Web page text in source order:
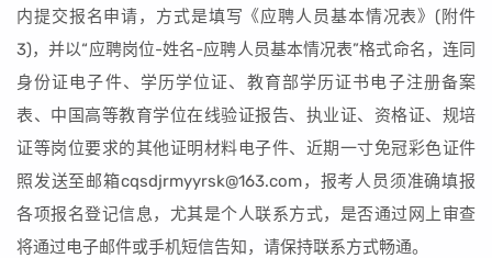
内提交报名申请，方式是填写《应聘人员基本情况表》(附件
3)，并以“应聘岗位-姓名-应聘人员基本情况表”格式命名，连同
身份证电子件、学历学位证、教育部学历证书电子注册备案
表、中国高等教育学位在线验证报告、执业证、资格证、规培
证等岗位要求的其他证明材料电子件、近期一寸免冠彩色证件
照发送至邮箱cqsdjrmyyrsk@163.com，报考人员须准确填报
各项报名登记信息，尤其是个人联系方式，是否通过网上审查
将通过电子邮件或手机短信告知，请保持联系方式畅通。